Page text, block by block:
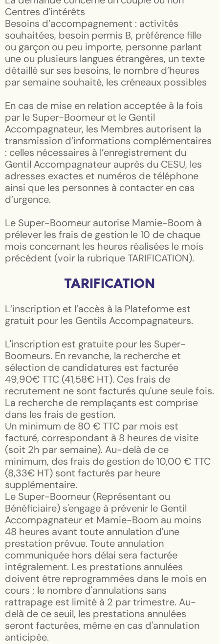
Centres d'intérêts
Besoins d’accompagnement : activités
souhaitées, besoin permis B, préférence fille
ou garçon ou peu importe, personne parlant
une ou plusieurs langues étrangères, un texte
détaillé sur ses besoins, le nombre d’heures
par semaine souhaité, les créneaux possibles
En cas de mise en relation acceptée à la fois
par le Super-Boomeur et le Gentil
Accompagnateur, les Membres autorisent la
transmission d’informations complémentaires
: celles nécessaires à l’enregistrement du
Gentil Accompagnateur auprès du CESU, les
adresses exactes et numéros de téléphone
ainsi que les personnes à contacter en cas
d’urgence.
Le Super-Boomeur autorise Mamie-Boom à
prélever les frais de gestion le 10 de chaque
mois concernant les heures réalisées le mois
précédent (voir la rubrique TARIFICATION).
TARIFICATION
L’inscription et l’accès à la Plateforme est
gratuit pour les Gentils Accompagnateurs.
L'inscription est gratuite pour les Super-
Boomeurs. En revanche, la recherche et
sélection de candidatures est facturée
49,90€ TTC (41,58€ HT). Ces frais de
recrutement ne sont facturés qu'une seule fois.
La recherche de remplaçants est comprise
dans les frais de gestion.
Un minimum de 80 € TTC par mois est
facturé, correspondant à 8 heures de visite
(soit 2h par semaine). Au-delà de ce
minimum, des frais de gestion de 10,00 € TTC
(8,33€ HT) sont facturés par heure
supplémentaire.
Le Super-Boomeur (Représentant ou
Bénéficiaire) s'engage à prévenir le Gentil
Accompagnateur et Mamie-Boom au moins
48 heures avant toute annulation d'une
prestation prévue. Toute annulation
communiquée hors délai sera facturée
intégralement. Les prestations annulées
doivent être reprogrammées dans le mois en
cours ; le nombre d'annulations sans
rattrapage est limité à 2 par trimestre. Au-
delà de ce seuil, les prestations annulées
seront facturées, même en cas d'annulation
anticipée.